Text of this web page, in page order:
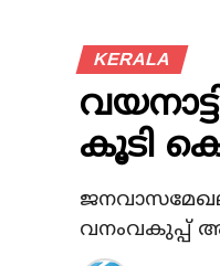
KERALA
കൂടി
വനംവകുപ്പ്